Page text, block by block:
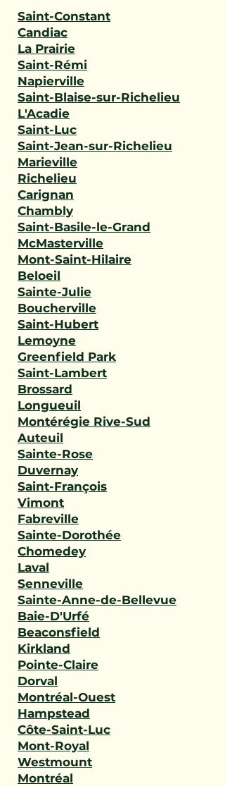
Saint-Constant
Candiac
La Prairie
Saint-Rémi
Napierville
Saint-Blaise-sur-Richelieu
L'Acadie
Saint-Luc
Saint-Jean-sur-Richelieu
Marieville
Richelieu
Carignan
Chambly
Saint-Basile-le-Grand
McMasterville
Mont-Saint-Hilaire
Beloeil
Sainte-Julie
Boucherville
Saint-Hubert
Lemoyne
Greenfield Park
Saint-Lambert
Brossard
Longueuil
Montérégie Rive-Sud
Auteuil
Sainte-Rose
Duvernay
Saint-François
Vimont
Fabreville
Sainte-Dorothée
Chomedey
Laval
Senneville
Sainte-Anne-de-Bellevue
Baie-D'Urfé
Beaconsfield
Kirkland
Pointe-Claire
Dorval
Montréal-Ouest
Hampstead
Côte-Saint-Luc
Mont-Royal
Westmount
Montréal